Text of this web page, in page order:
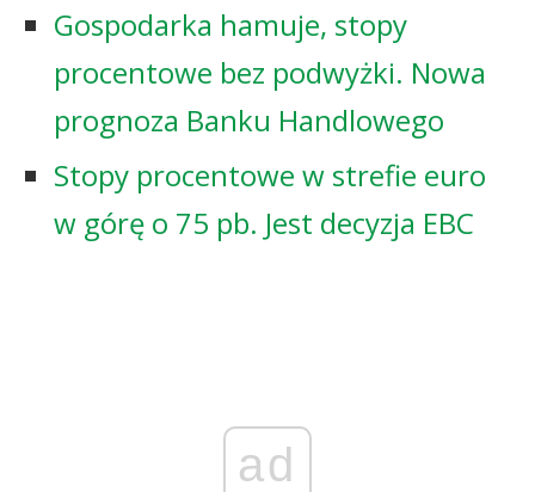
Gospodarka hamuje, stopy
procentowe bez podwyżki. Nowa
prognoza Banku Handlowego
Stopy procentowe w strefie euro
w górę o 75 pb. Jest decyzja EBC
ad